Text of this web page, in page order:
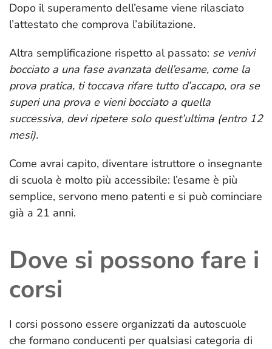
Dopo il superamento dell’esame viene rilasciato
l’attestato che comprova l’abilitazione.
Altra semplificazione rispetto al passato: se venivi
bocciato a una fase avanzata dell’esame, come la
prova pratica, ti toccava rifare tutto d’accapo, ora se
superi una prova e vieni bocciato a quella
successiva, devi ripetere solo quest’ultima (entro 12
mesi).
Come avrai capito, diventare istruttore o insegnante
di scuola è molto più accessibile: l’esame è più
semplice, servono meno patenti e si può cominciare
già a 21 anni.
Dove si possono fare i
corsi
I corsi possono essere organizzati da autoscuole
che formano conducenti per qualsiasi categoria di